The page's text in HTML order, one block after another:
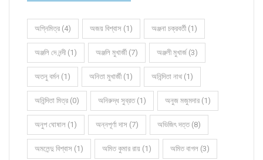
অগ্নিমিত্র (4) অজয় বিশ্বাস (1) অঞ্জনা চক্রবর্তী (1)
অঞ্জলি দে নন্দী (1) অঞ্জলি মুখার্জী (7) অঞ্জলী মুখার্জ (3)
অতনু বর্মন (1) অনিতা মুখার্জী (1) অনিন্দিতা নাথ (1)
অনিন্দিতা মিত্র (0) অনিরুদ্ধ সুব্রত (1) অনুজ মজুমদার (1)
অনুপ ঘোষাল (1) অন্নপূর্ণা দাস (7) অভিজিৎ দত্ত (8)
অমলেন্দু বিশ্বাস (1) অমিত কুমার রায় (1) অমিত বাগল (3)